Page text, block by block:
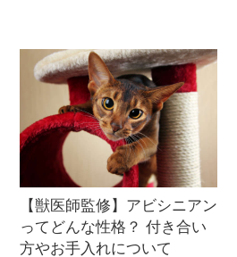
【獣医師監修】アビシニアン
ってどんな性格？ 付き合い
方やお手入れについて